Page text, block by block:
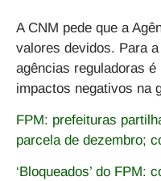
A CNM pede que a
valores devidos. Para
agências reguladoras
impactos negativos na
FPM: prefeituras
parcela de dezembro;
‘Bloqueados’ do FPM: